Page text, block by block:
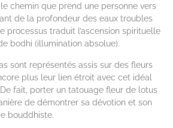
chemin que prend une personne vers
de la profondeur des eaux troubles
processus traduit l’ascension spirituelle
bodhi (illumination absolue).
sont représentés assis sur des fleurs
plus leur lien étroit avec cet idéal
fait, porter un tatouage fleur de lotus
de démontrer sa dévotion et son
bouddhiste.